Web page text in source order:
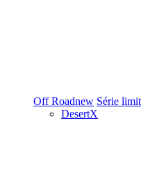
Off Roadnew Série
DesertX